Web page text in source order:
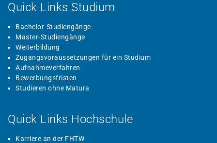
Quick Links Studium
Bachelor-Studiengänge
Master-Studiengänge
Weiterbildung
Zugangsvoraussetzungen für ein Studium
Aufnahmeverfahren
Bewerbungsfristen
Studieren ohne Matura
Quick Links Hochschule
Karriere an der FHTW